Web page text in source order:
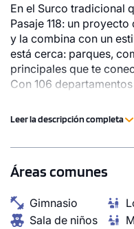
En el Surco tradicional
Pasaje 118: un
y la combina con un
está cerca: parques,
principales que te
Con 106
pensadas para
el paso a tu depa
LibreCorp, con
Leer la descripción completa
Áreas comunes
Gimnasio
Sala de niños